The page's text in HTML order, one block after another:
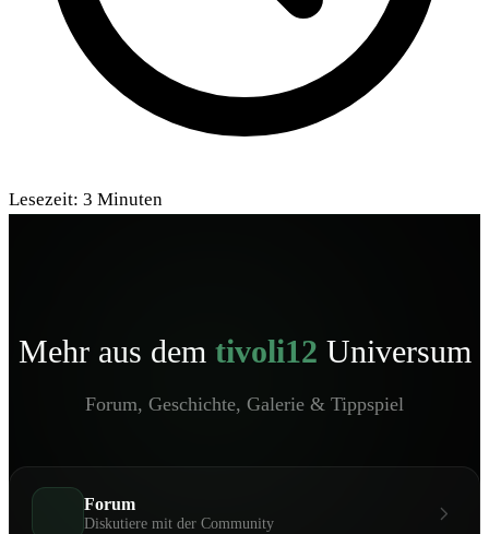
Lesezeit: 3 Minuten
Mehr aus dem tivoli12 Universum
Forum, Geschichte, Galerie & Tippspiel
Forum
Diskutiere mit der Community